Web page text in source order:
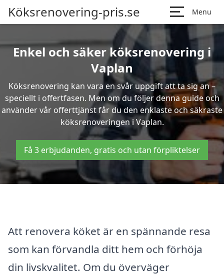
Köksrenovering-pris.se Menu
Enkel och säker köksrenovering i
Vaplan
Köksrenovering kan vara en svår uppgift att ta sig an –
speciellt i offertfasen. Men om du följer denna guide och
använder vår offerttjänst får du den enklaste och säkraste
köksrenoveringen i Vaplan.
Få 3 erbjudanden, gratis och utan förpliktelser
Att renovera köket är en spännande resa
som kan förvandla ditt hem och förhöja
din livskvalitet. Om du överväger